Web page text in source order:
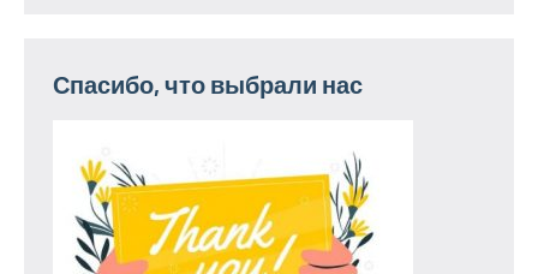
Спасибо, что выбрали нас